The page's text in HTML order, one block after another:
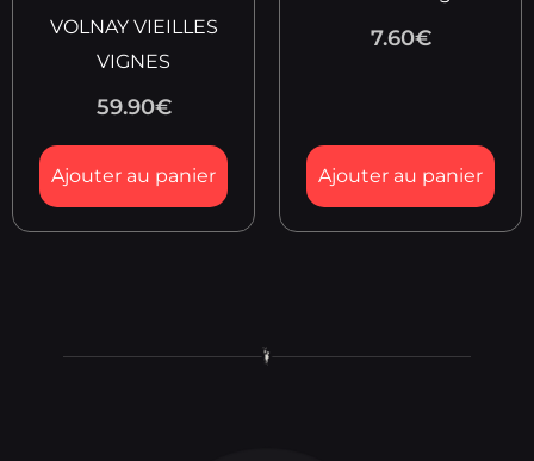
VOLNAY VIEILLES
VIGNES
59.90€
Ajouter au panier
7.60€
Ajouter au panier